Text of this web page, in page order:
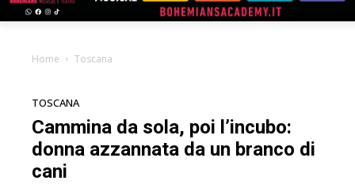
Home Toscana
TOSCANA
Cammina da sola, poi l’incubo:
donna azzannata da un branco di
cani